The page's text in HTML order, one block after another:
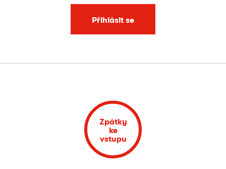
Přihlásit se
Zpátky
ke
vstupu